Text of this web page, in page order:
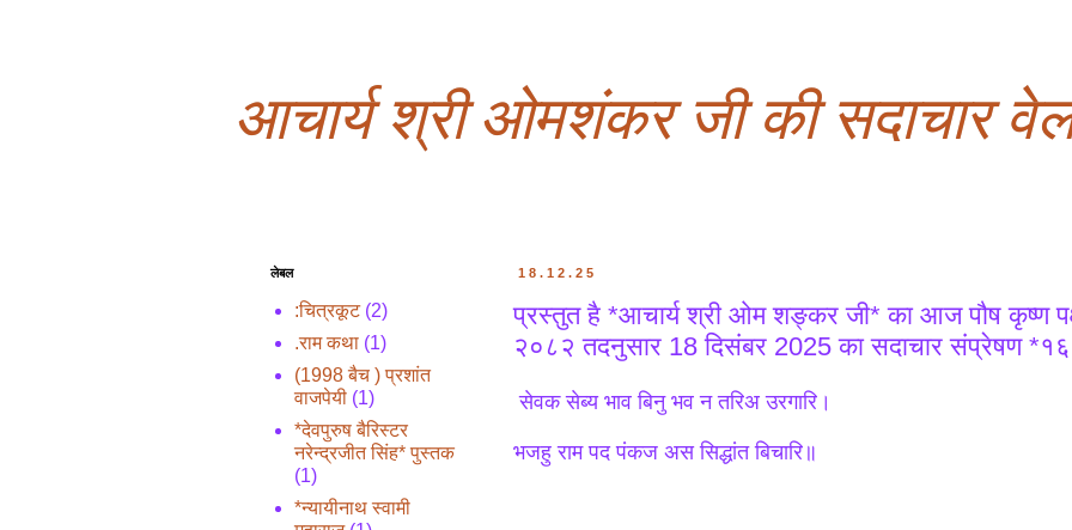
आचार्य श्री ओमशंकर जी की सदाचार
18.12.25
प्रस्तुत है *आचार्य श्री ओम शङ्कर जी* का आज पौष कृष्ण
२०८२ तदनुसार 18 दिसंबर 2025 का सदाचार संप्रेषण
सेवक सेब्य भाव बिनु भव न तरिअ उरगारि।
भजहु राम पद पंकज अस सिद्धांत बिचारि॥
लेबल
:चित्रकूट (2)
.राम कथा (1)
(1998 बैच ) प्रशांत
वाजपेयी (1)
*देवपुरुष बैरिस्टर
नरेन्द्रजीत सिंह* पुस्तक
(1)
*न्यायीनाथ स्वामी